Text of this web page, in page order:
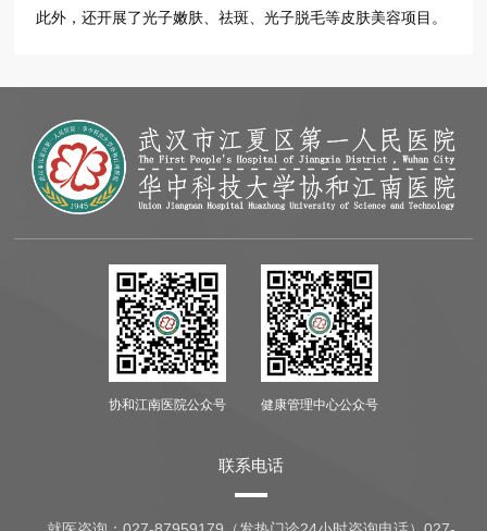
此外，还开展了光子嫩肤、祛斑、光子脱毛等皮肤美容项目。
协和江南医院公众号 健康管理中心公众号
联系电话